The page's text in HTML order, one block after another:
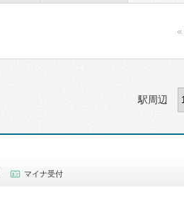
駅周辺
マイナ受付